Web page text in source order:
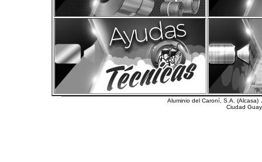
Aluminio del Caroní, S.A. (Alcasa)
Ciudad